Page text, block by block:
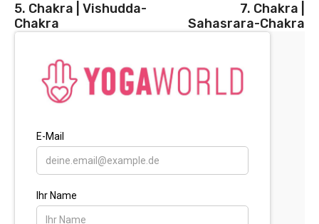
5. Chakra | Vishudda-
Chakra
7. Chakra |
Sahasrara-Chakra